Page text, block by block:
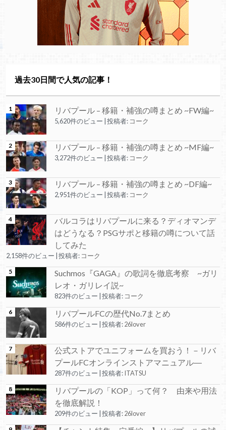
過去30日間で人気の記事！
リバプール – 移籍・補強の噂まとめ ~FW編~
5,620件のビュー 投稿者: コーク
リバプール – 移籍・補強の噂まとめ ~MF編~
3,272件のビュー 投稿者: コーク
リバプール – 移籍・補強の噂まとめ ~DF編~
2,951件のビュー 投稿者: コーク
バルコラはリバプールに来る？ディオマンデ
はどうなる？PSGサポと移籍の噂について話
してみた
2,158件のビュー 投稿者: コーク
Suchmos『GAGA』の歌詞を徹底考察 ~ガリ
レオ・ガリレイ説~
823件のビュー 投稿者: コーク
リバプールFCの歴代No.7まとめ
586件のビュー 投稿者:26lover
公式ストアでユニフォームを買おう！－リバ
プールFCオンラインストアマニュアル―
287件のビュー 投稿者:ITATSU
リバプールの「KOP」って何？ 由来や用法
を徹底解説！
209件のビュー 投稿者:26lover